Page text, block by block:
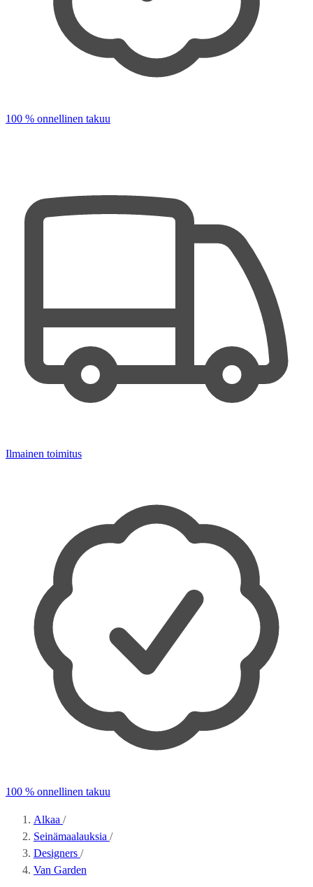
100 % onnellinen takuu
Ilmainen toimitus
100 % onnellinen takuu
Alkaa /
Seinämaalauksia /
Designers /
Van Garden